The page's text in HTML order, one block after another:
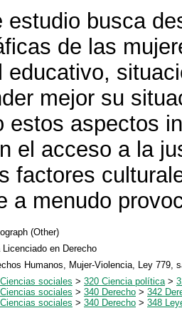
estudio busca
de las
educativo,
mejor su
estos aspectos
el acceso a la
factores
a menudo
(Other)
Licenciado en Derecho
Humanos, Mujer-Violencia, Ley 779,
sociales > 320 Ciencia política>
sociales > 340 Derecho > 342
sociales > 340 Derecho > 348